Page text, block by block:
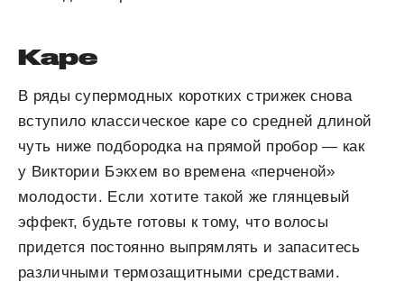
Каре
В ряды супермодных коротких стрижек снова
вступило классическое каре со средней длиной
чуть ниже подбородка на прямой пробор — как
у Виктории Бэкхем во времена «перченой»
молодости. Если хотите такой же глянцевый
эффект, будьте готовы к тому, что волосы
придется постоянно выпрямлять и запаситесь
различными термозащитными средствами.